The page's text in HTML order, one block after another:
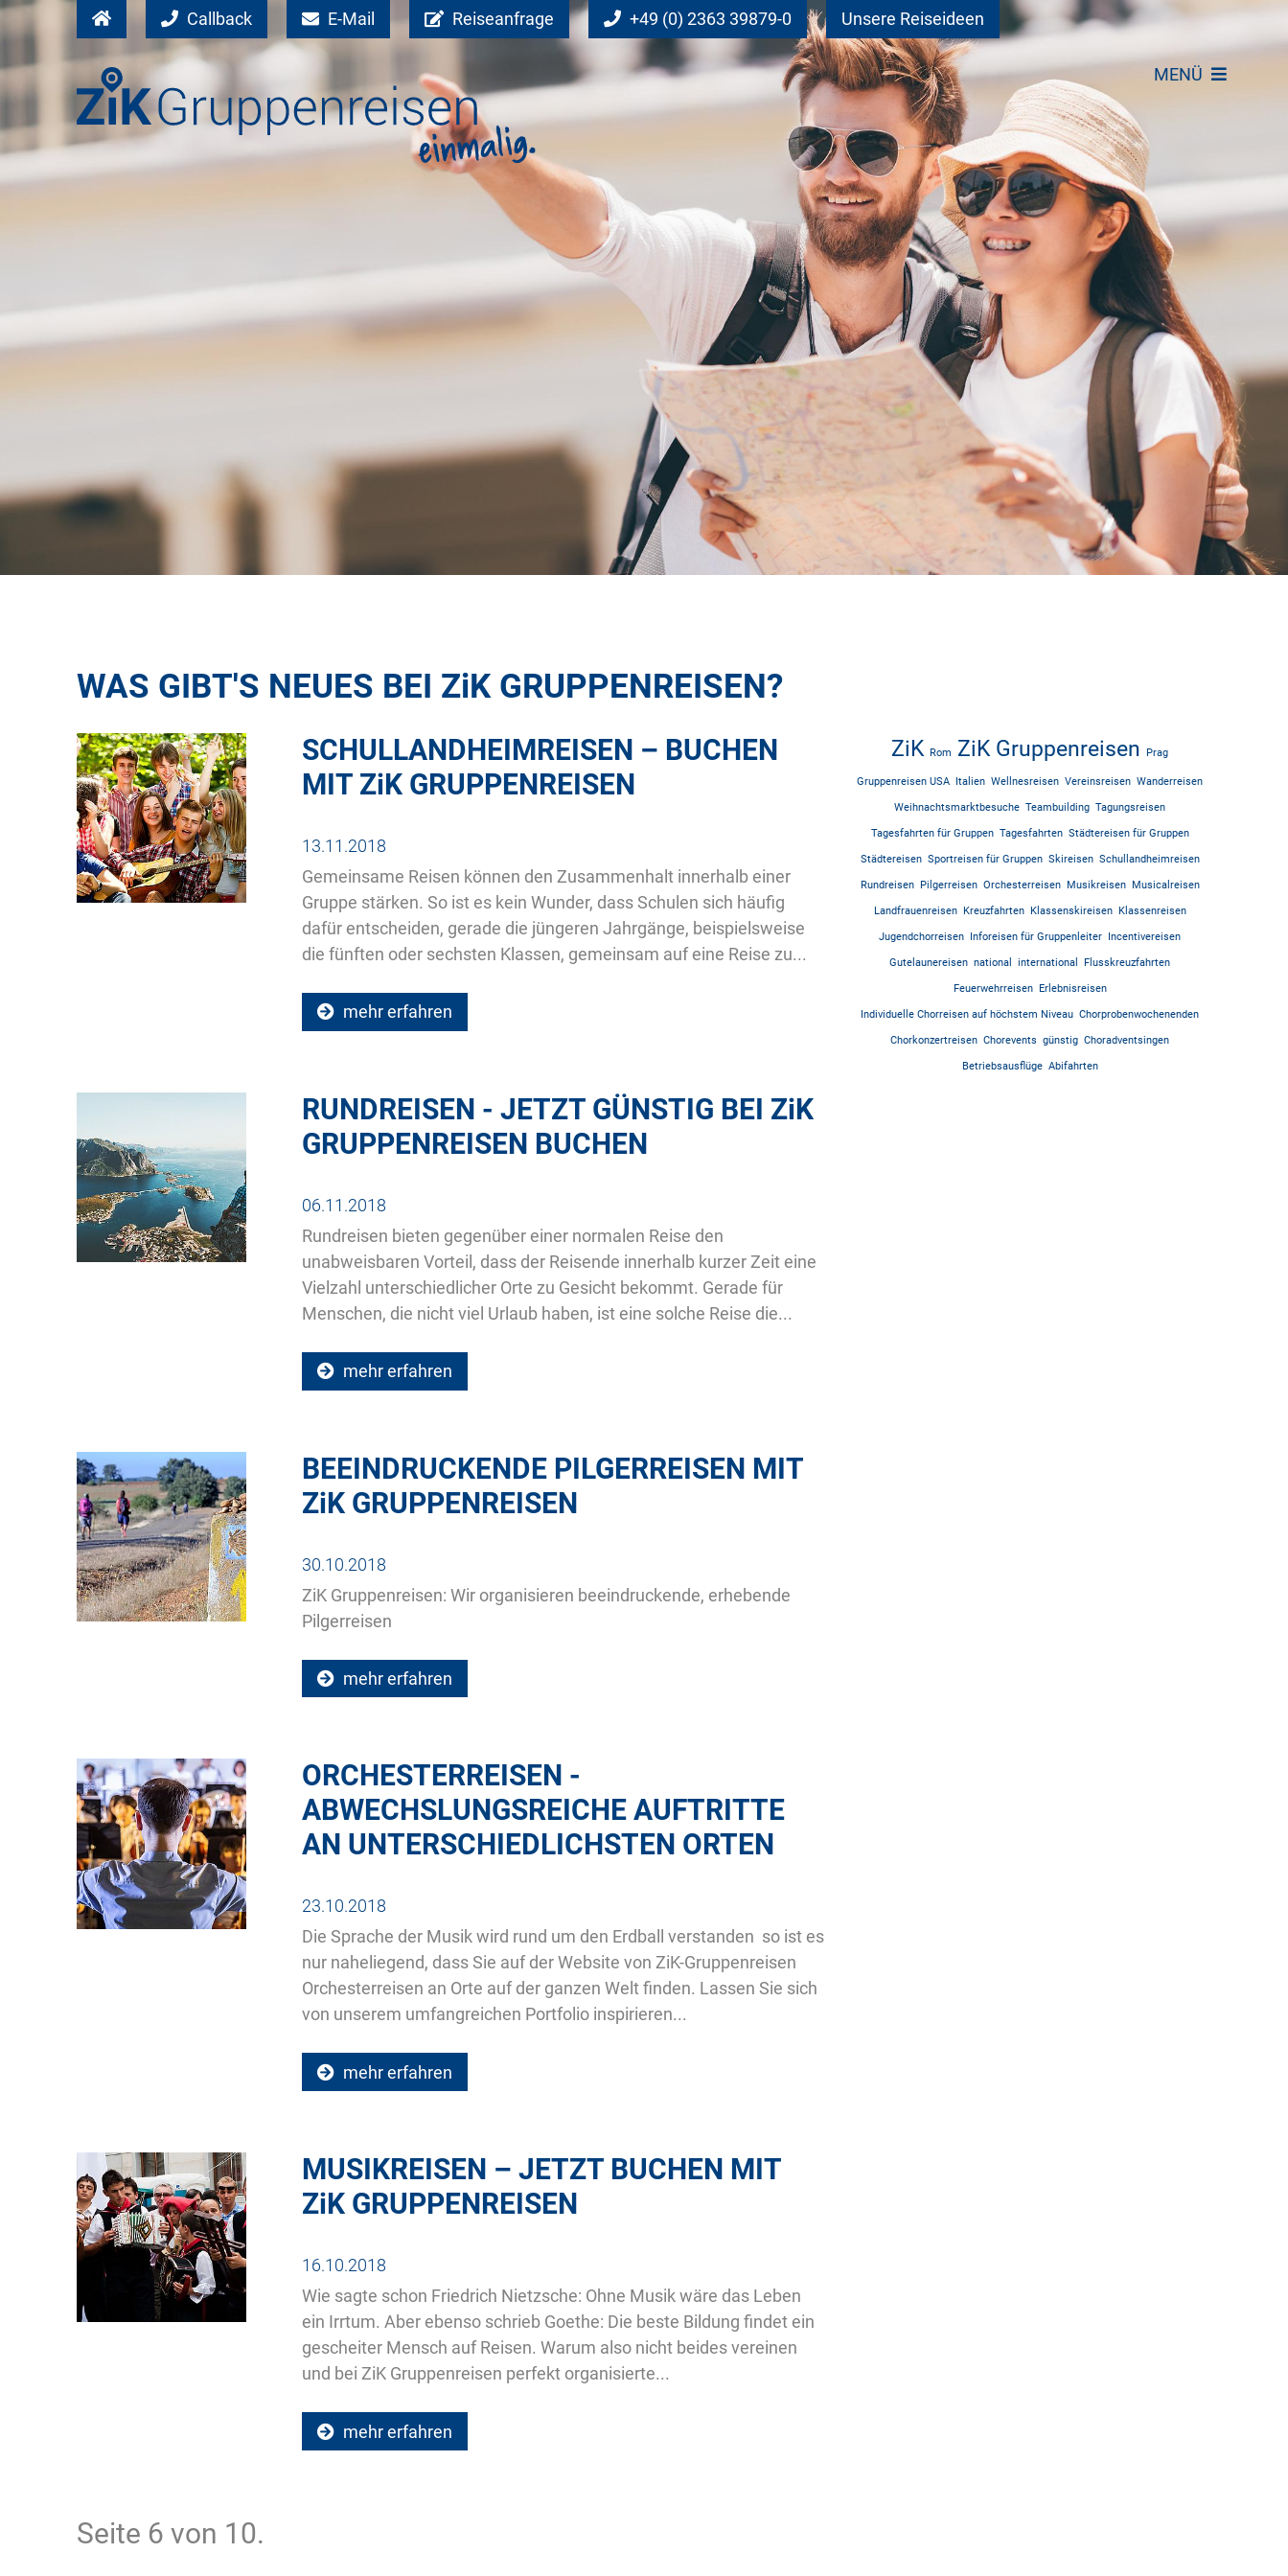
Callback E-Mail Reiseanfrage +49 (0) 2363 39879-0 Unsere Reiseideen
MENÜ
WAS GIBT'S NEUES BEI ZiKGRUPPENREISEN?
SCHULLANDHEIMREISEN – BUCHEN
MIT ZiKGRUPPENREISEN
13.11.2018
Gemeinsame Reisen können den Zusammenhalt innerhalb einer
Gruppe stärken. So ist es kein Wunder, dass Schulen sich häufig
dafür entscheiden, gerade die jüngeren Jahrgänge, beispielsweise
die fünften oder sechsten Klassen, gemeinsam auf eine Reise zu...
mehr erfahren
RUNDREISEN - JETZT GÜNSTIG BEI ZiK
GRUPPENREISEN BUCHEN
06.11.2018
Rundreisen bieten gegenüber einer normalen Reise den
unabweisbaren Vorteil, dass der Reisende innerhalb kurzer Zeit eine
Vielzahl unterschiedlicher Orte zu Gesicht bekommt. Gerade für
Menschen, die nicht viel Urlaub haben, ist eine solche Reise die...
mehr erfahren
BEEINDRUCKENDE PILGERREISEN MIT
ZiKGRUPPENREISEN
30.10.2018
ZiK Gruppenreisen: Wir organisieren beeindruckende, erhebende
Pilgerreisen
mehr erfahren
ORCHESTERREISEN -
ABWECHSLUNGSREICHE AUFTRITTE
AN UNTERSCHIEDLICHSTEN ORTEN
23.10.2018
Die Sprache der Musik wird rund um den Erdball verstanden  so ist es
nur naheliegend, dass Sie auf der Website von ZiK-Gruppenreisen
Orchesterreisen an Orte auf der ganzen Welt finden. Lassen Sie sich
von unserem umfangreichen Portfolio inspirieren...
mehr erfahren
MUSIKREISEN – JETZT BUCHEN MIT
ZiKGRUPPENREISEN
16.10.2018
Wie sagte schon Friedrich Nietzsche: Ohne Musik wäre das Leben
ein Irrtum. Aber ebenso schrieb Goethe: Die beste Bildung findet ein
gescheiter Mensch auf Reisen. Warum also nicht beides vereinen
und bei ZiK Gruppenreisen perfekt organisierte...
mehr erfahren
Seite 6 von 10.
ZiK Rom ZiK Gruppenreisen Prag
Gruppenreisen USA Italien Wellnesreisen Vereinsreisen Wanderreisen
Weihnachtsmarktbesuche Teambuilding Tagungsreisen
Tagesfahrten für Gruppen Tagesfahrten Städtereisen für Gruppen
Städtereisen Sportreisen für Gruppen Skireisen Schullandheimreisen
Rundreisen Pilgerreisen Orchesterreisen Musikreisen Musicalreisen
Landfrauenreisen Kreuzfahrten Klassenskireisen Klassenreisen
Jugendchorreisen Inforeisen für Gruppenleiter Incentivereisen
Gutelaunereisen national international Flusskreuzfahrten
Feuerwehrreisen Erlebnisreisen
Individuelle Chorreisen auf höchstem Niveau Chorprobenwochenenden
Chorkonzertreisen Chorevents günstig Choradventsingen
Betriebsausflüge Abifahrten